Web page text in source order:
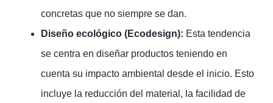
concretas que no siempre se dan.
Diseño ecológico (Ecodesign): Esta tendencia
se centra en diseñar productos teniendo en
cuenta su impacto ambiental desde el inicio. Esto
incluye la reducción del material, la facilidad de